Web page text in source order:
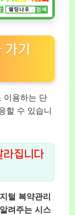
기
이용하는 단
할 수 있습니
라집니다
털 복약관리
려주는 시스